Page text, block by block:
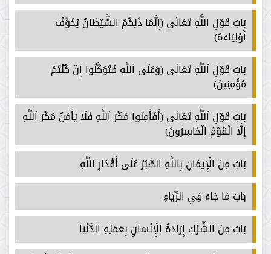
بَابُ قَوْلِ اللَّهِ تَعَالَى (إِنَّمَا ذَلِكُمُ الشَّيْطَانُ يُخَوِّفُ
أَوْلِيَاءَهُ)
بَابُ قَوْلِ اَللَّهِ تَعَالَى (وَعَلَى اَللَّهِ فَتَوَكَّلُوا إِنْ كُنْتُمْ
مُؤْمِنِينَ)
بَابُ قَوْلِ اَللَّهِ تَعَالَى (أَفَأَمِنُوا مَكْرَ اَللَّهِ فَلَا يَأْمَنُ مَكْرَ اَللَّهِ
إِلَّا الْقَوْمُ الْخَاسِرُونَ)
بَابٌ مِنَ الْإِيمَانِ بِاللَّهِ الصَّبْرُ عَلَى أَقْدَارِ اللَّهِ
بَابٌ مَا جَاءَ فِي الرِّيَاءِ
بَابٌ مِنَ الشِّرْكِ إِرَادَةُ الْإِنْسَانِ بِعَمَلِهِ الدُّنْيَا